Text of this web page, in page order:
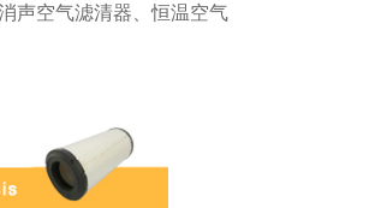
声空气滤清器、恒温空气